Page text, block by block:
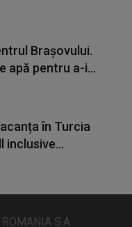
Brașovului.
apă pentru a-i...
în Turcia
inclusive...
S.A.